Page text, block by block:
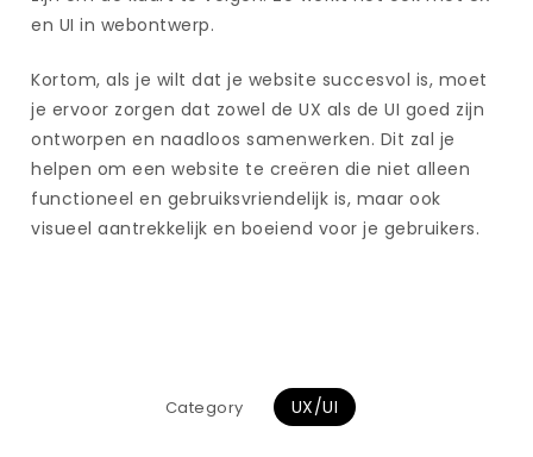
en UI in webontwerp.
Kortom, als je wilt dat je website succesvol is, moet
je ervoor zorgen dat zowel de UX als de UI goed zijn
ontworpen en naadloos samenwerken. Dit zal je
helpen om een website te creëren die niet alleen
functioneel en gebruiksvriendelijk is, maar ook
visueel aantrekkelijk en boeiend voor je gebruikers.
Category UX/UI